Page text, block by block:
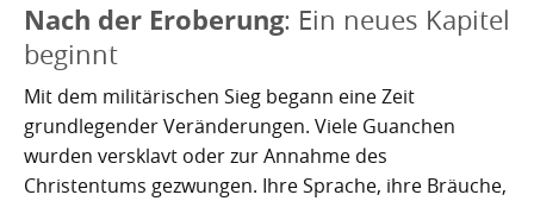
Nach der Eroberung: Ein neues Kapitel
beginnt
Mit dem militärischen Sieg begann eine Zeit
grundlegender Veränderungen. Viele Guanchen
wurden versklavt oder zur Annahme des
Christentums gezwungen. Ihre Sprache, ihre Bräuche,